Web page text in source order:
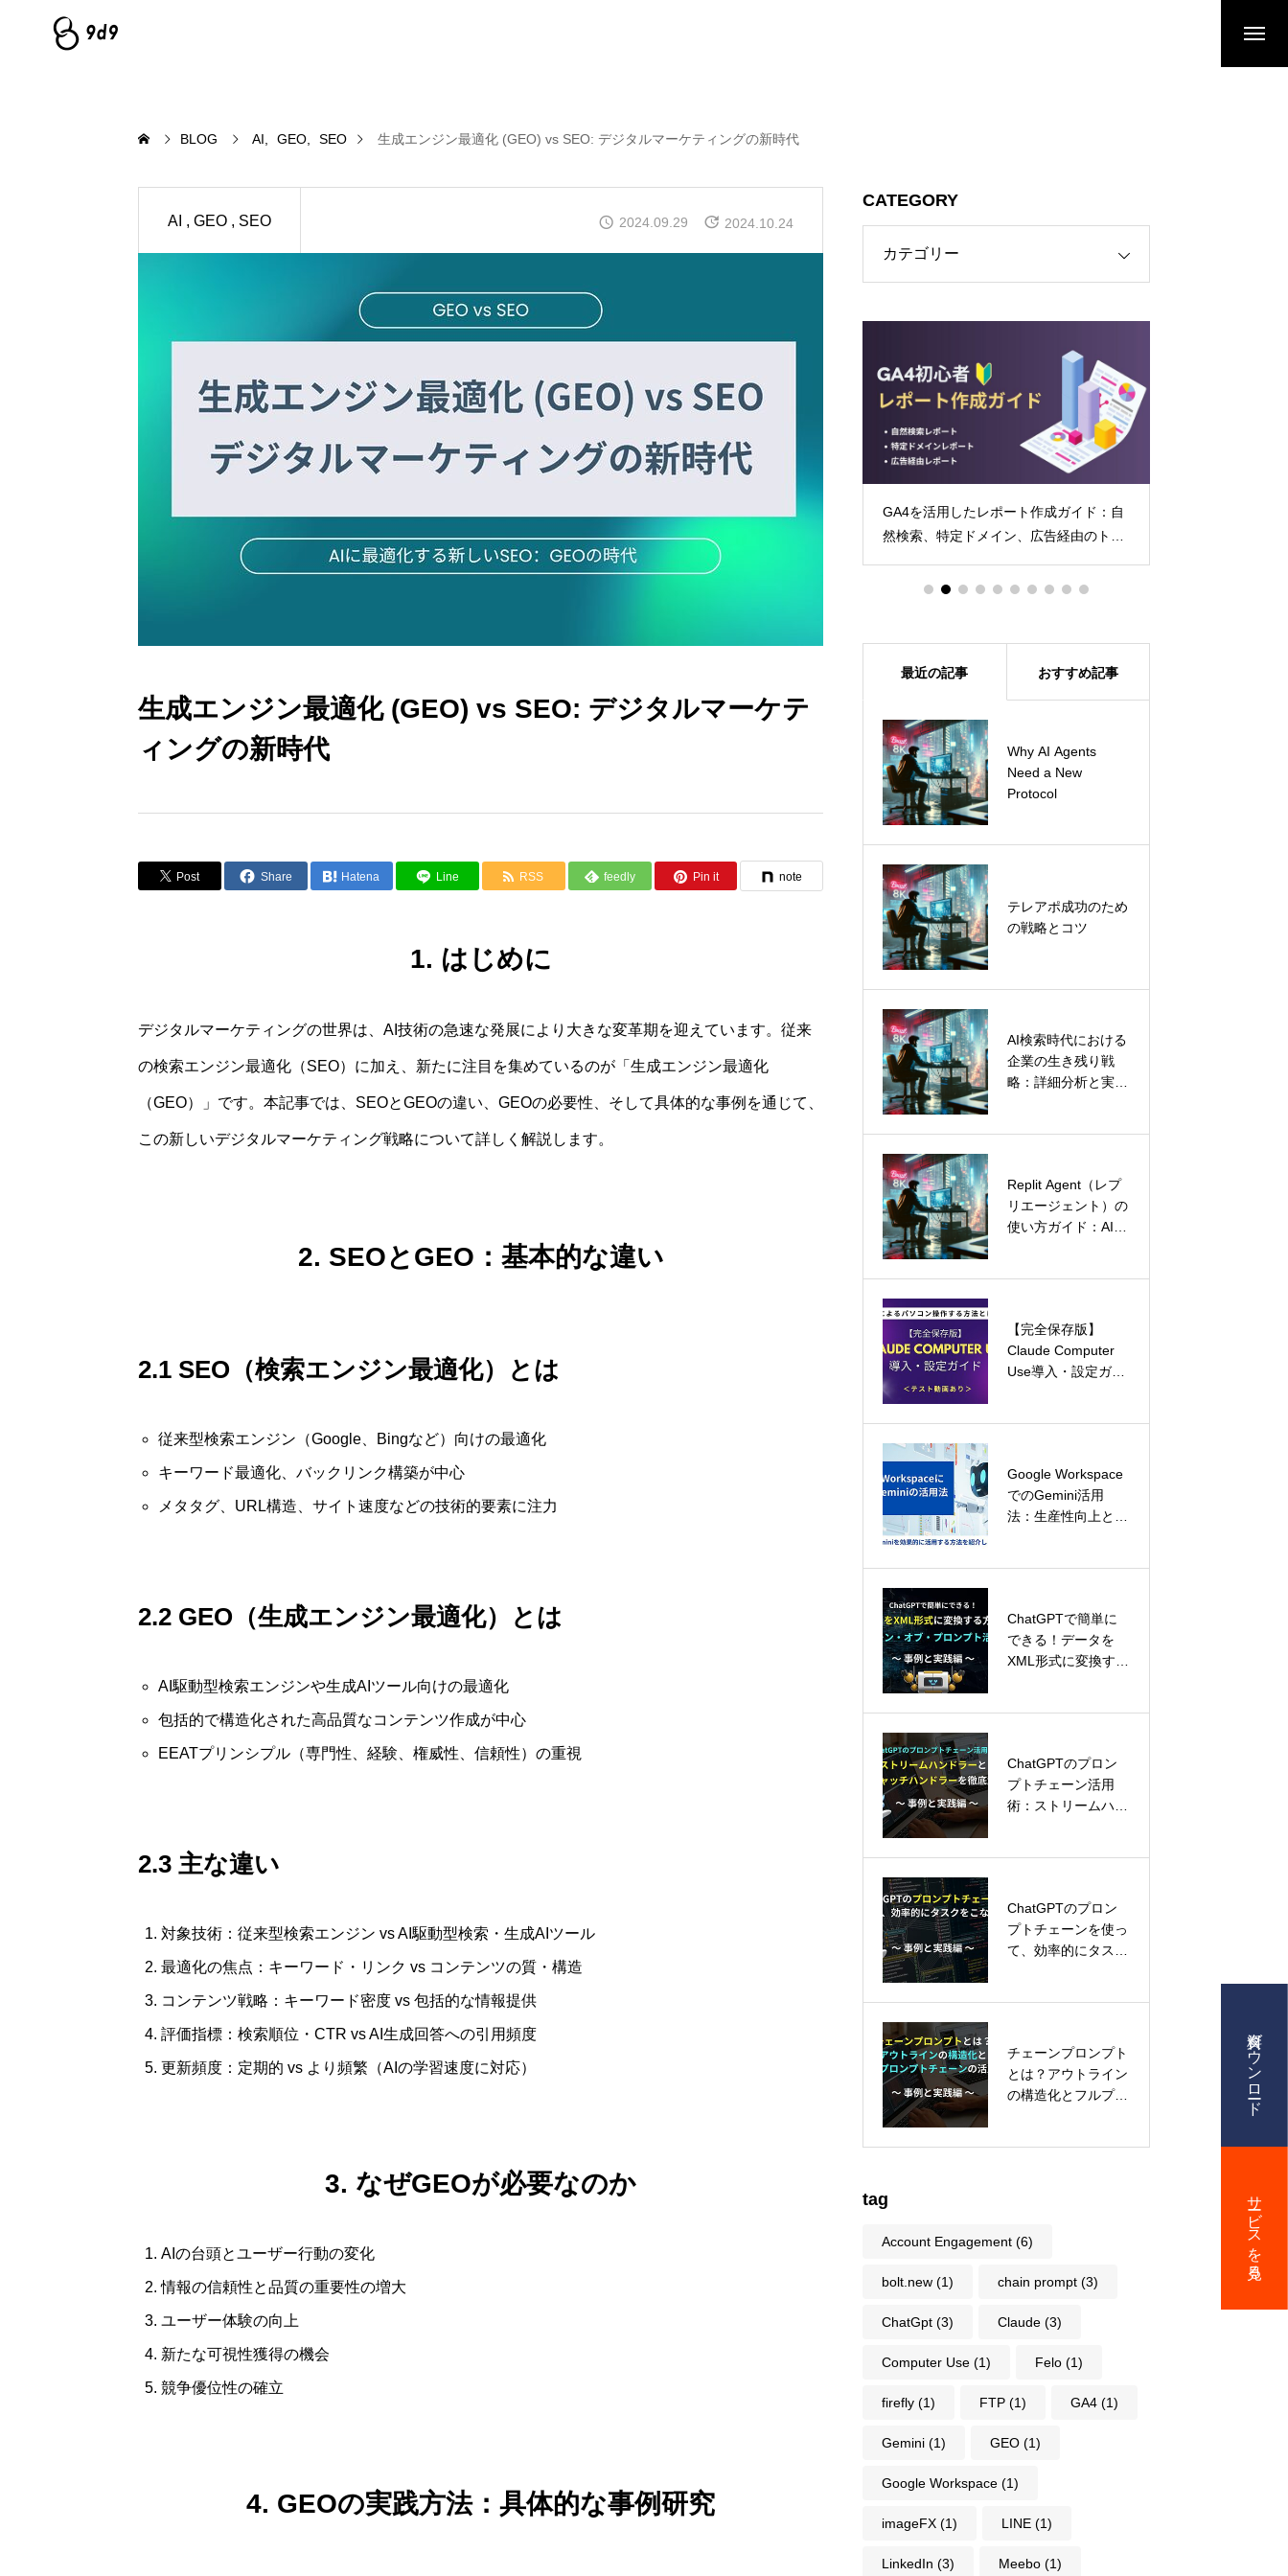
個別相談（1on1）予約
会社情報｜企業理念・事業内容
サービス｜CRM・MA支援、AI活用、クリエイティブ制作
ブログ記事｜マーケティング情報ナレッジベース
ニュース｜国内外の最新マーケティング情報
プライバシーポリシー｜個人情報保護と法令遵守について
特定商取引法に基づく表記
資料ダウンロード
サービスを見る
BLOG AI GEO SEO 生成エンジン最適化 (GEO) vs SEO: デジタルマーケティングの新時代
AI GEO SEO 2024.09.29 2024.10.24
生成エンジン最適化 (GEO) vs SEO: デジタルマーケテ
ィングの新時代
Post Share Hatena Line RSS feedly Pin it note
1. はじめに
デジタルマーケティングの世界は、AI技術の急速な発展により大きな変革期を迎えています。従来
の検索エンジン最適化（SEO）に加え、新たに注目を集めているのが「生成エンジン最適化
（GEO）」です。本記事では、SEOとGEOの違い、GEOの必要性、そして具体的な事例を通じて、
この新しいデジタルマーケティング戦略について詳しく解説します。
2. SEOとGEO：基本的な違い
2.1 SEO（検索エンジン最適化）とは
従来型検索エンジン（Google、Bingなど）向けの最適化
キーワード最適化、バックリンク構築が中心
メタタグ、URL構造、サイト速度などの技術的要素に注力
2.2 GEO（生成エンジン最適化）とは
AI駆動型検索エンジンや生成AIツール向けの最適化
包括的で構造化された高品質なコンテンツ作成が中心
EEATプリンシプル（専門性、経験、権威性、信頼性）の重視
2.3 主な違い
対象技術：従来型検索エンジン vs AI駆動型検索・生成AIツール
最適化の焦点：キーワード・リンク vs コンテンツの質・構造
コンテンツ戦略：キーワード密度 vs 包括的な情報提供
評価指標：検索順位・CTR vs AI生成回答への引用頻度
更新頻度：定期的 vs より頻繁（AIの学習速度に対応）
3. なぜGEOが必要なのか
AIの台頭とユーザー行動の変化
情報の信頼性と品質の重要性の増大
ユーザー体験の向上
新たな可視性獲得の機会
競争優位性の確立
4. GEOの実践方法：具体的な事例研究
CATEGORY
ウェブサイトのコンバージョン率を劇的
に向上させる方法
GA4を活用したレポート作成ガイド：自
然検索、特定ドメイン、広告経由のトラ
最近の記事 おすすめ記事
Why AI Agents
Need a New
Protocol
テレアポ成功のため
の戦略とコツ
AI検索時代における
企業の生き残り戦
略：詳細分析と実践
Replit Agent（レプ
リエージェント）の
使い方ガイド：AIで
【完全保存版】
Claude Computer
Use導入・設定ガイ
Google Workspace
でのGemini活用
法：生産性向上と生
ChatGPTで簡単に
できる！データを
XML形式に変換する
ChatGPTのプロン
プトチェーン活用
術：ストリームハン
ChatGPTのプロン
プトチェーンを使っ
て、効率的にタスク
チェーンプロンプト
とは？アウトライン
の構造化とフルプロ
ChatGPTのプロン
プトチェーンを使っ
て、効率的にタスク
顧客管理を革新し、
効率的なビジネス成
LinkedInリード獲得
を自動化する
Octopus CRMの使
Account
Engagement（旧
Pardot）によるセー
プロンプトエンジニ
アリングとLLMワー
クフローの革新
マーケティングオー
トメーションツール
の効果と選び方｜導
Felo vs GenSpark
vs Perplexity：AI検
索ツールを徹底比較
プロンプト勉強、も
う不要！OpenAIの
新ツールで一発生成
生成エンジン最適化
(GEO): マーケティ
ング入門
CRM、MA、AIを活
用した次世代ドリッ
プマーケティング戦
tag
Account Engagement (6)
bolt.new (1) chain prompt (3)
ChatGpt (3) Claude (3)
Computer Use (1) Felo (1)
firefly (1) FTP (1) GA4 (1)
Gemini (1) GEO (1)
Google Workspace (1)
imageFX (1) LINE (1)
LinkedIn (3) Meebo (1)